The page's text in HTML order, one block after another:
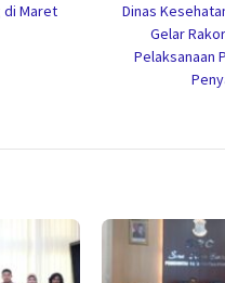
di Maret
Dinas
Gelar
Pelaksanaan